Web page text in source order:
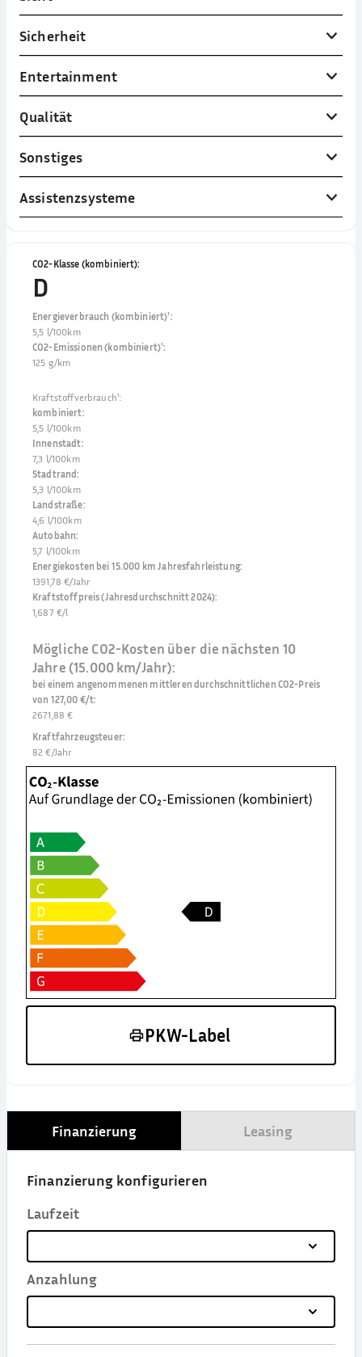
Sicherheit
Entertainment
Qualität
Sonstiges
Assistenzsysteme
CO2-Klasse (kombiniert):
D
Energieverbrauch (kombiniert)¹:
5,5 l/100km
CO2-Emissionen (kombiniert)¹:
125 g/km
Kraftstoffverbrauch¹:
kombiniert:
5,5 l/100km
Innenstadt:
7,3 l/100km
Stadtrand:
5,3 l/100km
Landstraße:
4,6 l/100km
Autobahn:
5,7 l/100km
Energiekosten bei 15.000 km Jahresfahrleistung:
1391,78 €/Jahr
Kraftstoffpreis (Jahresdurchschnitt 2024):
1,687 €/l
Mögliche CO2-Kosten über die nächsten 10
Jahre (15.000 km/Jahr):
bei einem angenommenen mittleren durchschnittlichen CO2-Preis
von 127,00 €/t:
2671,88 €
Kraftfahrzeugsteuer:
82 €/Jahr
PKW-Label
Finanzierung Leasing
Finanzierung konfigurieren
Laufzeit
Anzahlung